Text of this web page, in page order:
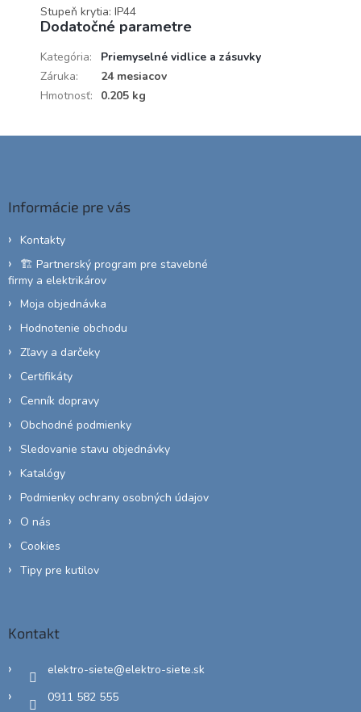
Stupeň krytia: IP44
Dodatočné parametre
Kategória:
Priemyselné vidlice a zásuvky
Záruka:
24 mesiacov
Hmotnosť: 0.205 kg
Informácie pre vás
Kontakty
🏗️ Partnerský program pre stavebné
firmy a elektrikárov
Moja objednávka
Hodnotenie obchodu
Zľavy a darčeky
Certifikáty
Cenník dopravy
Obchodné podmienky
Sledovanie stavu objednávky
Katalógy
Podmienky ochrany osobných údajov
O nás
Cookies
Tipy pre kutilov
Kontakt
elektro-siete@elektro-siete.sk
0911 582 555